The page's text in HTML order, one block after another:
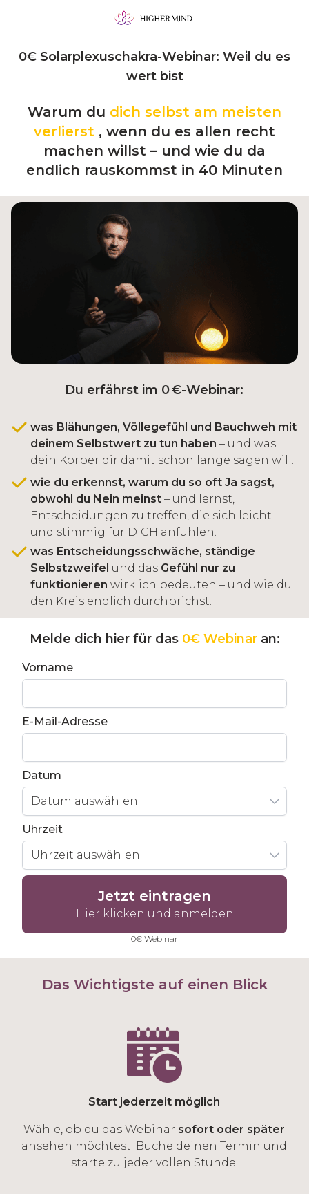
0€ Solarplexuschakra-Webinar: Weil du es
wert bist
Warum du dich selbst am meisten
verlierst , wenn du es allen recht
machen willst – und wie du da
endlich rauskommst in 40 Minuten
Du erfährst im 0 €-Webinar:
was Blähungen, Völlegefühl und Bauchweh mit
deinem Selbstwert zu tun haben – und was
dein Körper dir damit schon lange sagen will.
wie du erkennst, warum du so oft Ja sagst,
obwohl du Nein meinst – und lernst,
Entscheidungen zu treffen, die sich leicht
und stimmig für DICH anfühlen.
was Entscheidungsschwäche, ständige
Selbstzweifel und das Gefühl nur zu
funktionieren wirklich bedeuten – und wie du
den Kreis endlich durchbrichst.
Melde dich hier für das 0€ Webinaran:
Vorname
E-Mail-Adresse
Datum
Datum auswählen
Uhrzeit
Uhrzeit auswählen
Jetzt eintragen
Hier klicken und anmelden
0€ Webinar
Das Wichtigste auf einen Blick
Start jederzeit möglich
Wähle, ob du das Webinar sofort oder später
ansehen möchtest. Buche deinen Termin und
starte zu jeder vollen Stunde.